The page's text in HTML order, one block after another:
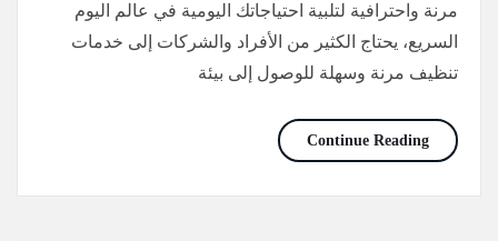
مرنة واحترافية لتلبية احتياجاتك اليومية في عالم اليوم
السريع، يحتاج الكثير من الأفراد والشركات إلى خدمات
تنظيف مرنة وسهلة للوصول إلى بيئة
Continue Readingخادمات تنظيف بالساعه أم القيوين/0565736207/خصم30%